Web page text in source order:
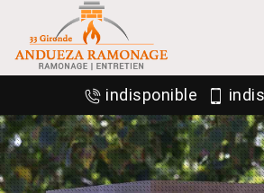
indisponible